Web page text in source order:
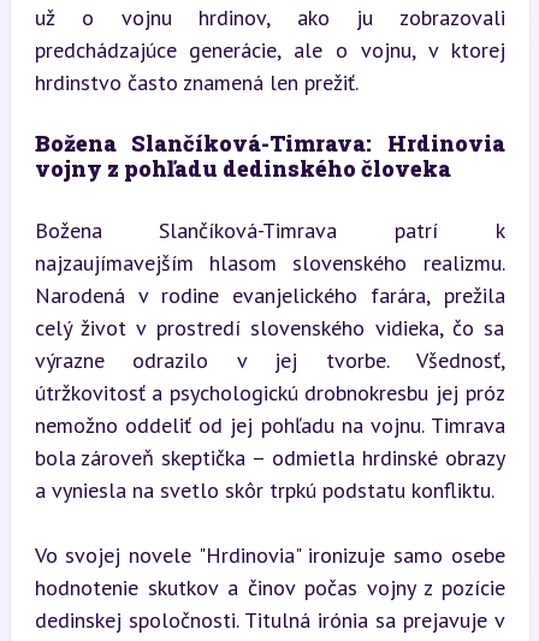
už o vojnu hrdinov, ako ju zobrazovali
predchádzajúce generácie, ale o vojnu, v ktorej
hrdinstvo často znamená len prežiť.
Božena Slančíková-Timrava: Hrdinovia
vojny z pohľadu dedinského človeka
Božena Slančíková-Timrava patrí k
najzaujímavejším hlasom slovenského realizmu.
Narodená v rodine evanjelického farára, prežila
celý život v prostredí slovenského vidieka, čo sa
výrazne odrazilo v jej tvorbe. Všednosť,
útržkovitosť a psychologickú drobnokresbu jej próz
nemožno oddeliť od jej pohľadu na vojnu. Timrava
bola zároveň skeptička – odmietla hrdinské obrazy
a vyniesla na svetlo skôr trpkú podstatu konfliktu.
Vo svojej novele "Hrdinovia" ironizuje samo osebe
hodnotenie skutkov a činov počas vojny z pozície
dedinskej spoločnosti. Titulná irónia sa prejavuje v